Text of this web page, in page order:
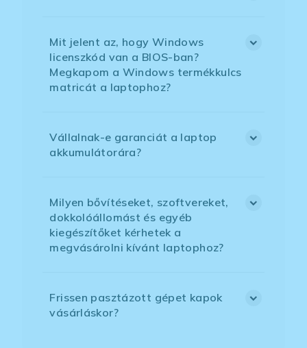
Mit jelent az, hogy Windows
licenszkód van a BIOS-ban?
Megkapom a Windows termékkulcs
matricát a laptophoz?
Vállalnak-e garanciát a laptop
akkumulátorára?
Milyen bővítéseket, szoftvereket,
dokkolóállomást és egyéb
kiegészítőket kérhetek a
megvásárolni kívánt laptophoz?
Frissen pasztázott gépet kapok
vásárláskor?